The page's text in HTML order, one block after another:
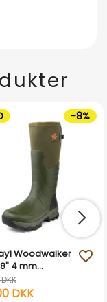
Woodwalker
4 mm
fold-down
- Grøn
DKK
favorite_outline
-8%